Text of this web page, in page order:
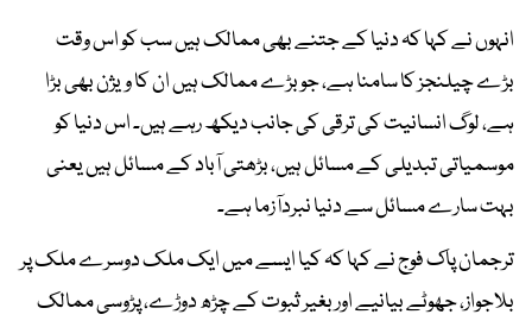
انہوں نے کہا کہ دنیا کے جتنے بھی ممالک ہیں سب کو اس وقت
بڑے چیلنجز کا سامنا ہے، جو بڑے ممالک ہیں ان کا ویژن بھی بڑا
ہے، لوگ انسانیت کی ترقی کی جانب دیکھ رہے ہیں۔ اس دنیا کو
موسمیاتی تبدیلی کے مسائل ہیں، بڑھتی آباد کے مسائل ہیں یعنی
بہت سارے مسائل سے دنیا نبردآزما ہے۔
ترجمان پاک فوج نے کہا کہ کیا ایسے میں ایک ملک دوسرے ملک پر
بلاجواز، جھوٹے بیانیے اور بغیر ثبوت کے چڑھ دوڑے، پڑوسی ممالک